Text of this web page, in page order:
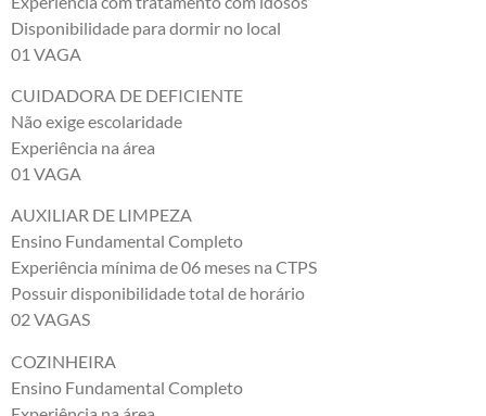
Disponibilidade para dormir no local
01 VAGA
CUIDADORA DE DEFICIENTE
Não exige escolaridade
Experiência na área
01 VAGA
AUXILIAR DE LIMPEZA
Ensino Fundamental Completo
Experiência mínima de 06 meses na CTPS
Possuir disponibilidade total de horário
02 VAGAS
COZINHEIRA
Ensino Fundamental Completo